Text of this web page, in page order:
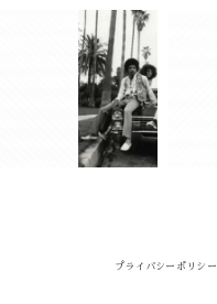
プライバシーポリシー